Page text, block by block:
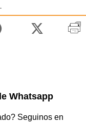
Whatsapp
Seguinos en